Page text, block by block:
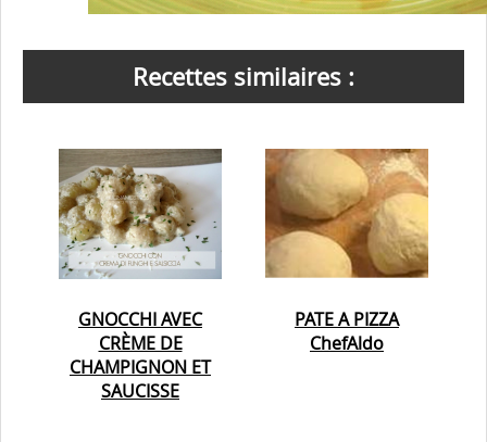
Recettes similaires :
GNOCCHI AVEC
CRÈME DE
CHAMPIGNON ET
SAUCISSE
PATE A PIZZA
ChefAldo